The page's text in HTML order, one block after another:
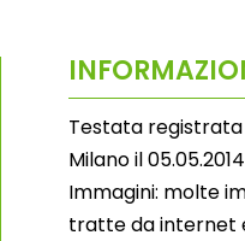
Testata registrata
Milano il
Immagini: molte
tratte da internet